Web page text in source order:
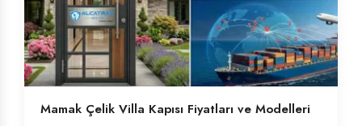
Mamak Çelik Villa Kapısı Fiyatları ve Modelleri